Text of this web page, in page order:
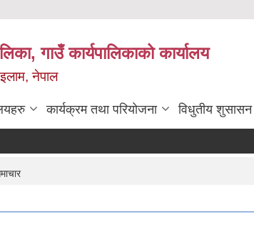
गाउँ कार्यपालिकाको कार्यालय
नेपाल
कार्यक्रम तथा परियोजना विधुतीय शुसासन